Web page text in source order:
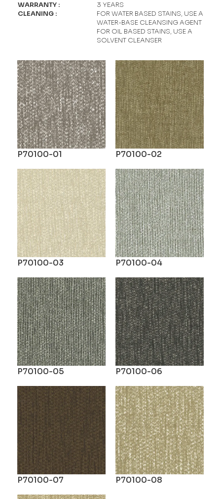
WARRANTY :
3 YEARS
CLEANING :
FOR WATER BASED STAINS, USE A
WATER-BASE CLEANSING AGENT
FOR OIL BASED STAINS, USE A
SOLVENT CLEANSER
P70100-01 P70100-02
P70100-03 P70100-04
P70100-05 P70100-06
P70100-07 P70100-08